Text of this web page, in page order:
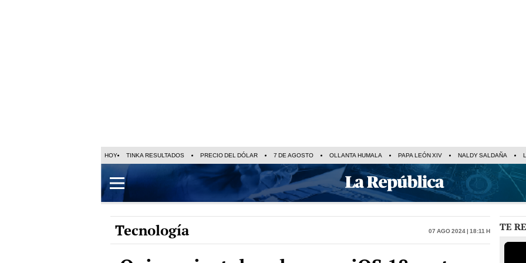
HOY TINKA RESULTADOS PRECIO DEL DÓLAR 7 DE AGOSTO OLLANTA HUMALA PAPA LEÓN XIV NALDY SALDAÑA
Tecnología 07 Ago 2024 | 18:11 h TE